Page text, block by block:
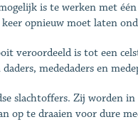
is te werken met
opnieuw moet laten
veroordeeld is tot een
mededaders en
slachtoffers. Zij worden
op te draaien voor dure